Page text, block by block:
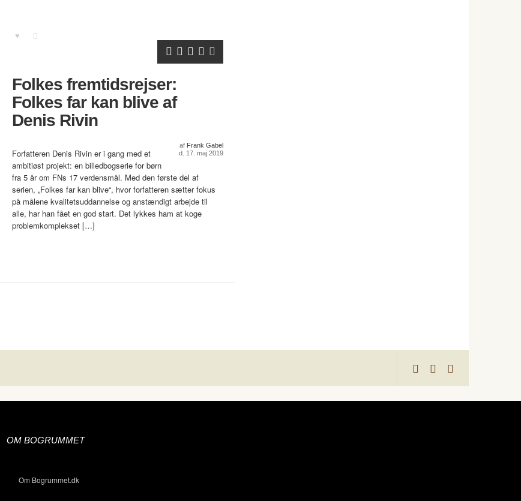
Folkes fremtidsrejser:
Folkes far kan blive af
Denis Rivin
af Frank Gabel
d. 17. maj 2019
Forfatteren Denis Rivin er i gang med et
ambitiøst projekt: en billedbogserie for børn
fra 5 år om FNs 17 verdensmål. Med den første del af
serien, „Folkes far kan blive“, hvor forfatteren sætter fokus
på målene kvalitetsuddannelse og anstændigt arbejde til
alle, har han fået en god start. Det lykkes ham at koge
problemkomplekset […]
OM BOGRUMMET
Om Bogrummet.dk